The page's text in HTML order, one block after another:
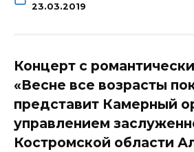
23.03.2019
Концерт с
«Весне все возрасты
представит Камерный
управлением
Костромской области